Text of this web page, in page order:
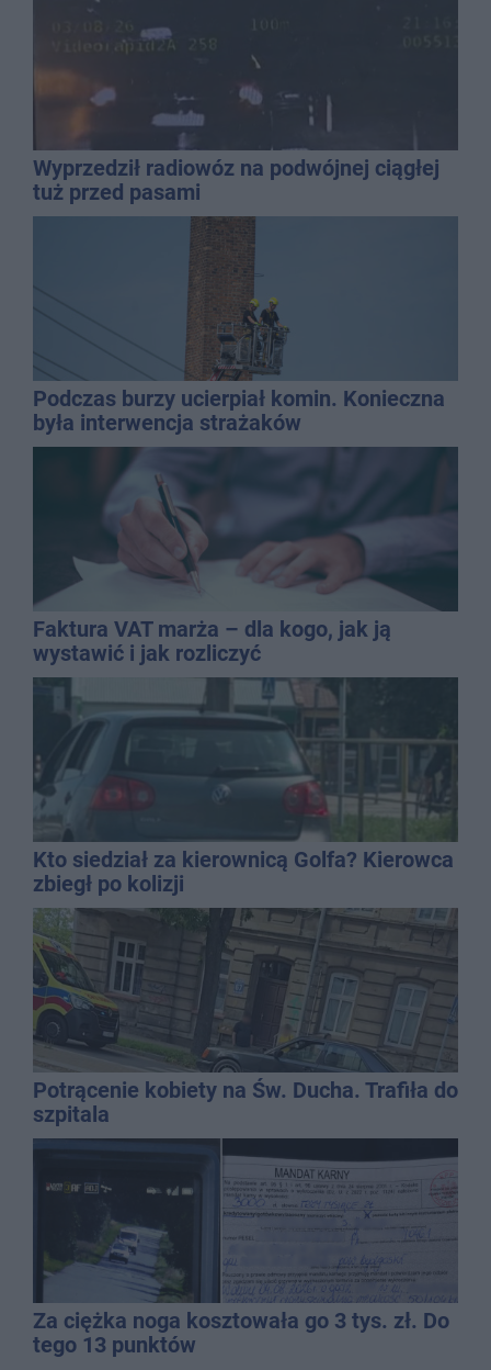
Wyprzedził radiowóz na podwójnej ciągłej
tuż przed pasami
Podczas burzy ucierpiał komin. Konieczna
była interwencja strażaków
Faktura VAT marża – dla kogo, jak ją
wystawić i jak rozliczyć
Kto siedział za kierownicą Golfa? Kierowca
zbiegł po kolizji
Potrącenie kobiety na Św. Ducha. Trafiła do
szpitala
Za ciężka noga kosztowała go 3 tys. zł. Do
tego 13 punktów